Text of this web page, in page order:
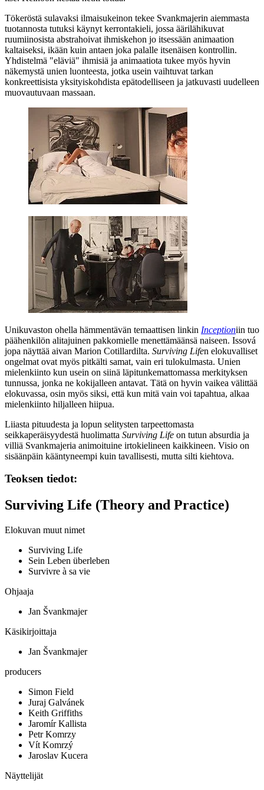
Tökeröstä sulavaksi ilmaisukeinon tekee Svankmajerin aiemmasta
tuotannosta tutuksi käynyt kerrontakieli, jossa äärilähikuvat
ruumiinosista abstrahoivat ihmiskehon jo itsessään animaation
kaltaiseksi, ikään kuin antaen joka palalle itsenäisen kontrollin.
Yhdistelmä "eläviä" ihmisiä ja animaatiota tukee myös hyvin
näkemystä unien luonteesta, jotka usein vaihtuvat tarkan
konkreettisista yksityiskohdista epätodelliseen ja jatkuvasti uudelleen
muovautuvaan massaan.
Unikuvaston ohella hämmentävän temaattisen linkin Inceptioniin tuo
päähenkilön alitajuinen pakkomielle menettämäänsä naiseen. Issová
jopa näyttää aivan Marion Cotillardilta. Surviving Lifen elokuvalliset
ongelmat ovat myös pitkälti samat, vain eri tulokulmasta. Unien
mielenkiinto kun usein on siinä läpitunkemattomassa merkityksen
tunnussa, jonka ne kokijalleen antavat. Tätä on hyvin vaikea välittää
elokuvassa, osin myös siksi, että kun mitä vain voi tapahtua, alkaa
mielenkiinto hiljalleen hiipua.
Liiasta pituudesta ja lopun selitysten tarpeettomasta
seikkaperäisyydestä huolimatta Surviving Life on tutun absurdia ja
villiä Svankmajeria animoituine irtokielineen kaikkineen. Visio on
sisäänpäin kääntyneempi kuin tavallisesti, mutta silti kiehtova.
Teoksen tiedot:
Surviving Life (Theory and Practice)
Elokuvan muut nimet
Surviving Life
Sein Leben überleben
Survivre à sa vie
Ohjaaja
Jan Švankmajer
Käsikirjoittaja
Jan Švankmajer
producers
Simon Field
Juraj Galvánek
Keith Griffiths
Jaromír Kallista
Petr Komrzy
Vít Komrzý
Jaroslav Kucera
Näyttelijät